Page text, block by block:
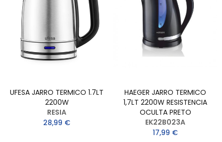
UFESA JARRO TERMICO 1.7LT
2200W
RESIA
28,99 €
HAEGER JARRO TERMICO
1,7LT 2200W RESISTENCIA
OCULTA PRETO
EK22B023A
17,99 €